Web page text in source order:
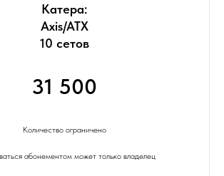
Катера:
Axis/ATX
10 сетов
31 500
Количество ограничено
абонементом может только владелец